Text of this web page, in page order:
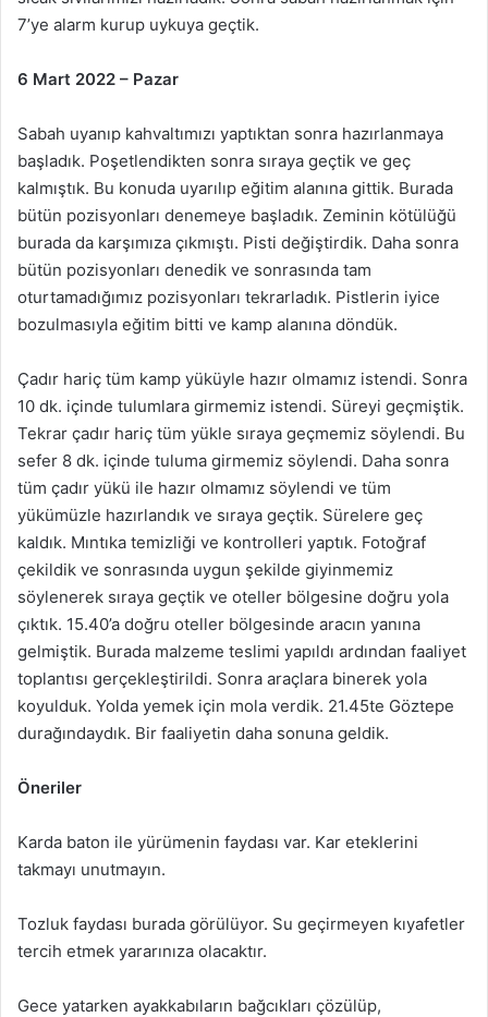
7’ye alarm kurup uykuya geçtik.
6 Mart 2022 – Pazar
Sabah uyanıp kahvaltımızı yaptıktan sonra hazırlanmaya
başladık. Poşetlendikten sonra sıraya geçtik ve geç
kalmıştık. Bu konuda uyarılıp eğitim alanına gittik. Burada
bütün pozisyonları denemeye başladık. Zeminin kötülüğü
burada da karşımıza çıkmıştı. Pisti değiştirdik. Daha sonra
bütün pozisyonları denedik ve sonrasında tam
oturtamadığımız pozisyonları tekrarladık. Pistlerin iyice
bozulmasıyla eğitim bitti ve kamp alanına döndük.
Çadır hariç tüm kamp yüküyle hazır olmamız istendi. Sonra
10 dk. içinde tulumlara girmemiz istendi. Süreyi geçmiştik.
Tekrar çadır hariç tüm yükle sıraya geçmemiz söylendi. Bu
sefer 8 dk. içinde tuluma girmemiz söylendi. Daha sonra
tüm çadır yükü ile hazır olmamız söylendi ve tüm
yükümüzle hazırlandık ve sıraya geçtik. Sürelere geç
kaldık. Mıntıka temizliği ve kontrolleri yaptık. Fotoğraf
çekildik ve sonrasında uygun şekilde giyinmemiz
söylenerek sıraya geçtik ve oteller bölgesine doğru yola
çıktık. 15.40’a doğru oteller bölgesinde aracın yanına
gelmiştik. Burada malzeme teslimi yapıldı ardından faaliyet
toplantısı gerçekleştirildi. Sonra araçlara binerek yola
koyulduk. Yolda yemek için mola verdik. 21.45te Göztepe
durağındaydık. Bir faaliyetin daha sonuna geldik.
Öneriler
Karda baton ile yürümenin faydası var. Kar eteklerini
takmayı unutmayın.
Tozluk faydası burada görülüyor. Su geçirmeyen kıyafetler
tercih etmek yararınıza olacaktır.
Gece yatarken ayakkabıların bağcıkları çözülüp,